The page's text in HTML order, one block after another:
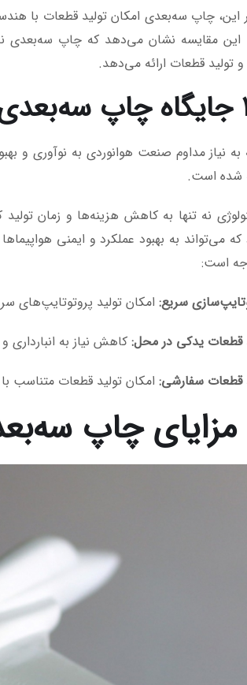
این، چاپ سه‌بعدی امکان تولید قطعات با
مقایسه نشان می‌دهد که چاپ سه‌بعدی نه
تولید قطعات ارائه می‌دهد.
به نیاز مداوم صنعت هوانوردی به نوآوری و
شده است.
نه تنها به کاهش هزینه‌ها و زمان
که می‌تواند به بهبود عملکرد و ایمنی
است:
سریع: امکان تولید پروتوتایپ‌های
قطعات یدکی در محل: کاهش نیاز به
قطعات سفارشی: امکان تولید قطعات متناسب